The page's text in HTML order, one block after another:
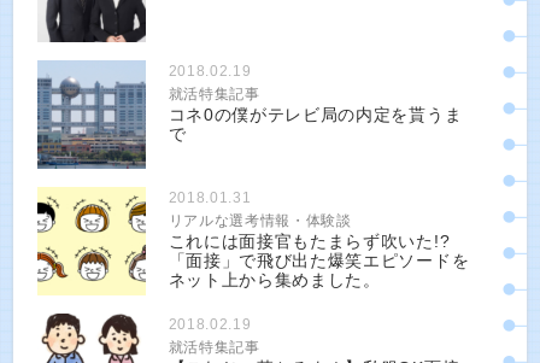
2018.02.19
就活特集記事
コネ0の僕がテレビ局の内定を貰うま
で
2018.01.31
リアルな選考情報・体験談
これには面接官もたまらず吹いた!?
「面接」で飛び出た爆笑エピソードを
ネット上から集めました。
2018.02.19
就活特集記事